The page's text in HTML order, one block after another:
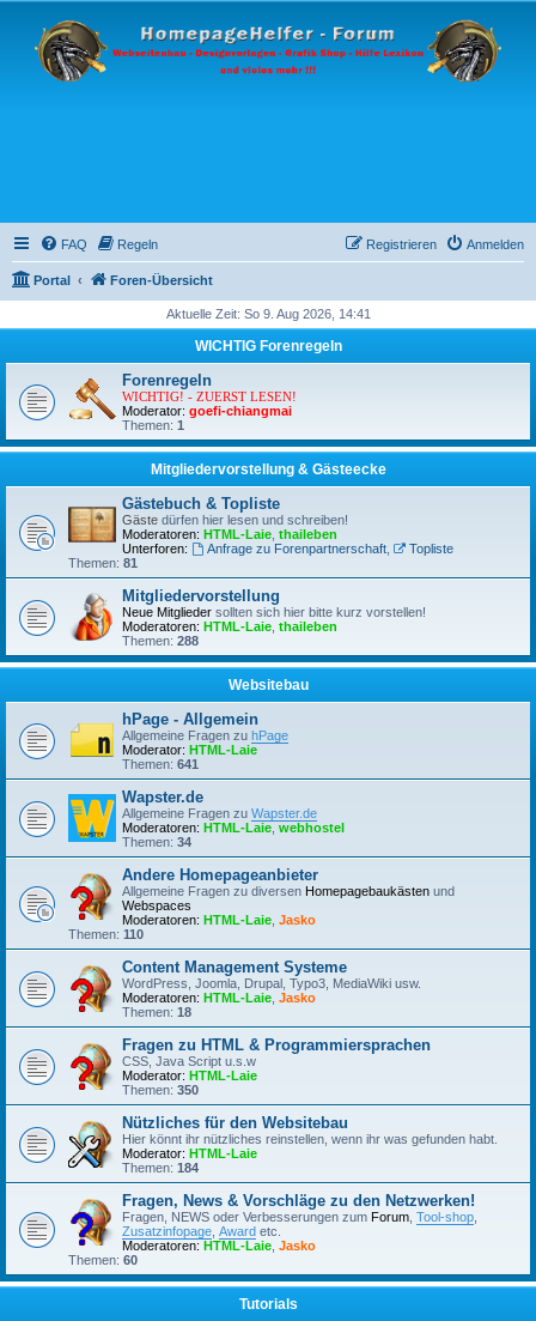
FAQ Regeln Anmelden
Registrieren
Portal Foren-Übersicht
Aktuelle Zeit: So 9. Aug 2026, 14:41
WICHTIG Forenregeln
Forenregeln
WICHTIG! - ZUERST LESEN!
Moderator: goefi-chiangmai
Themen: 1
Mitgliedervorstellung & Gästeecke
Gästebuch & Topliste
Gäste dürfen hier lesen und schreiben!
Moderatoren: HTML-Laie thaileben
Unterforen:
Anfrage zu Forenpartnerschaft,
Topliste
Themen: 81
Mitgliedervorstellung
Neue Mitglieder sollten sich hier bitte kurz vorstellen!
Moderatoren: HTML-Laie thaileben
Themen: 288
Websitebau
hPage - Allgemein
Allgemeine Fragen zu hPage
Moderator: HTML-Laie
Themen: 641
Wapster.de
Allgemeine Fragen zu Wapster.de
Moderatoren: HTML-Laie webhostel
Themen: 34
Andere Homepageanbieter
Allgemeine Fragen zu diversen Homepagebaukästen und
Webspaces
Moderatoren: HTML-Laie Jasko
Themen: 110
Content Management Systeme
WordPress, Joomla, Drupal, Typo3, MediaWiki usw.
Moderatoren: HTML-Laie Jasko
Themen: 18
Fragen zu HTML & Programmiersprachen
CSS, Java Script u.s.w
Moderator: HTML-Laie
Themen: 350
Nützliches für den Websitebau
Hier könnt ihr nützliches reinstellen, wenn ihr was gefunden habt.
Moderator: HTML-Laie
Themen: 184
Fragen, News & Vorschläge zu den Netzwerken!
Fragen, NEWS oder Verbesserungen zum Forum Tool-shop
Zusatzinfopage Award etc.
Moderatoren: HTML-Laie Jasko
Themen: 60
Tutorials